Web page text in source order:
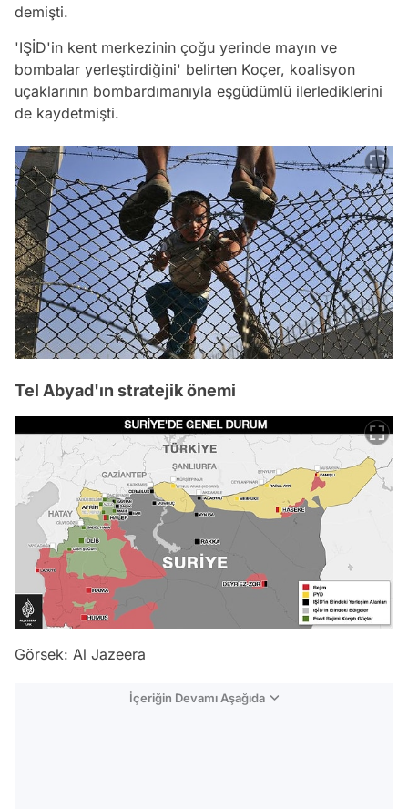
demişti.
'IŞİD'in kent merkezinin çoğu yerinde mayın ve
bombalar yerleştirdiğini' belirten Koçer, koalisyon
uçaklarının bombardımanıyla eşgüdümlü ilerlediklerini
de kaydetmişti.
Tel Abyad'ın stratejik önemi
Görsek: Al Jazeera
İçeriğin Devamı Aşağıda